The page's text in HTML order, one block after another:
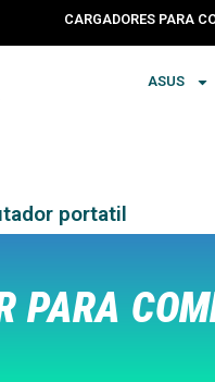
CARGADORES PARA
ASUS
portatil
PARA